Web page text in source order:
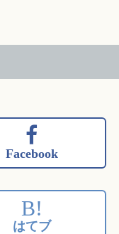
Facebook
B!
はてブ